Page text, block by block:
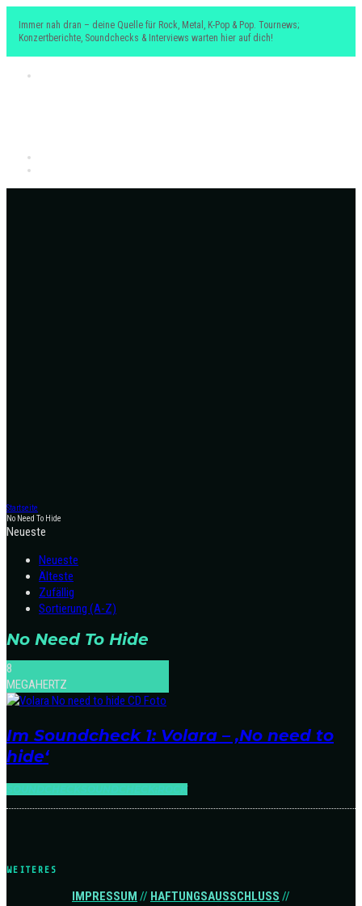
Immer nah dran – deine Quelle für Rock, Metal, K-Pop & Pop. Tournews;
Konzertberichte, Soundchecks & Interviews warten hier auf dich!
Startseite
No Need To Hide
Neueste
Neueste
Älteste
Zufällig
Sortierung (A-Z)
No Need To Hide
8
MEGAHERTZ
Im Soundcheck 1: Volara – ‚No need to
hide‘
WEITERES
IMPRESSUM // HAFTUNGSAUSSCHLUSS //